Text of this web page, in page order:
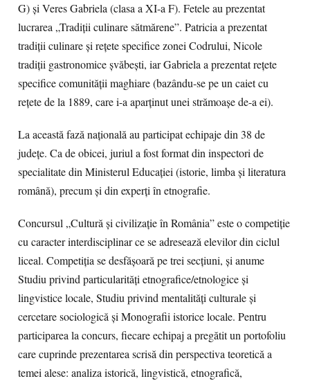
G) și Veres Gabriela (clasa a XI-a F). Fetele au prezentat
lucrarea „Tradiții culinare sătmărene”. Patricia a prezentat
tradiții culinare și rețete specifice zonei Codrului, Nicole
tradiții gastronomice șvăbești, iar Gabriela a prezentat rețete
specifice comunității maghiare (bazându-se pe un caiet cu
rețete de la 1889, care i-a aparținut unei strămoașe de-a ei).
La această fază națională au participat echipaje din 38 de
județe. Ca de obicei, juriul a fost format din inspectori de
specialitate din Ministerul Educației (istorie, limba și literatura
română), precum și din experți în etnografie.
Concursul „Cultură şi civilizaţie în România” este o competiţie
cu caracter interdisciplinar ce se adresează elevilor din ciclul
liceal. Competiţia se desfăşoară pe trei secţiuni, şi anume
Studiu privind particularităţi etnografice/etnologice şi
lingvistice locale, Studiu privind mentalităţi culturale şi
cercetare sociologică şi Monografii istorice locale. Pentru
participarea la concurs, fiecare echipaj a pregătit un portofoliu
care cuprinde prezentarea scrisă din perspectiva teoretică a
temei alese: analiza istorică, lingvistică, etnografică,